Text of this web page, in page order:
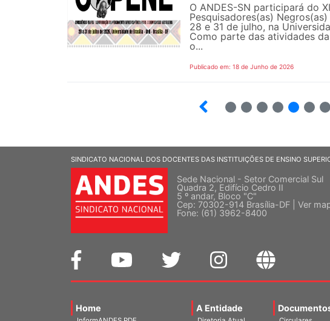
O ANDES-SN participará do
Pesquisadores(as)
28 e 31 de julho, na
Como parte das atividades
o...
Publicado em: 18 de Junho de 2026
SINDICATO NACIONAL DOS DOCENTES DAS INSTITUIÇÕES DE ENSINO
Sede Nacional - Setor Comercial Sul
Quadra 2, Edifício Cedro II
5 º andar, Bloco "C"
Cep: 70302-914 Brasília-DF | Ver
Fone: (61) 3962-8400
Home A Entidade